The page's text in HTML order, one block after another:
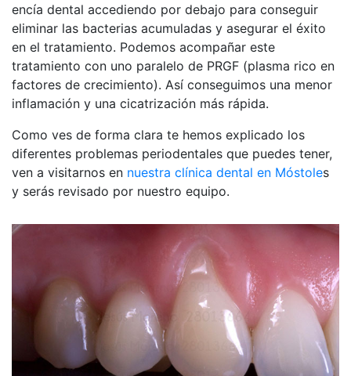
encía dental accediendo por debajo para conseguir
eliminar las bacterias acumuladas y asegurar el éxito
en el tratamiento. Podemos acompañar este
tratamiento con uno paralelo de PRGF (plasma rico en
factores de crecimiento). Así conseguimos una menor
inflamación y una cicatrización más rápida.
Como ves de forma clara te hemos explicado los
diferentes problemas periodentales que puedes tener,
ven a visitarnos en nuestra clínica dental en Móstoles
y serás revisado por nuestro equipo.